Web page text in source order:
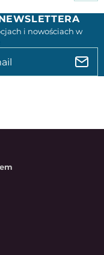
i nowościach w